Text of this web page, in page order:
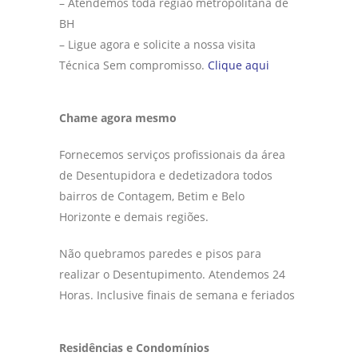
BH
– Ligue agora e solicite a nossa visita
Técnica Sem compromisso. Clique aqui
Chame agora mesmo
Fornecemos serviços profissionais da área
de Desentupidora e dedetizadora todos
bairros de Contagem, Betim e Belo
Horizonte e demais regiões.
Não quebramos paredes e pisos para
realizar o Desentupimento. Atendemos 24
Horas. Inclusive finais de semana e feriados
Residências e Condomínios